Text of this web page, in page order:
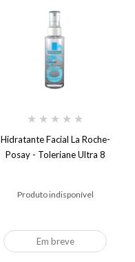
★ ★ ★ ★ ★
Hidratante Facial La Roche-
Posay - Toleriane Ultra 8
Produto indisponível
Em breve